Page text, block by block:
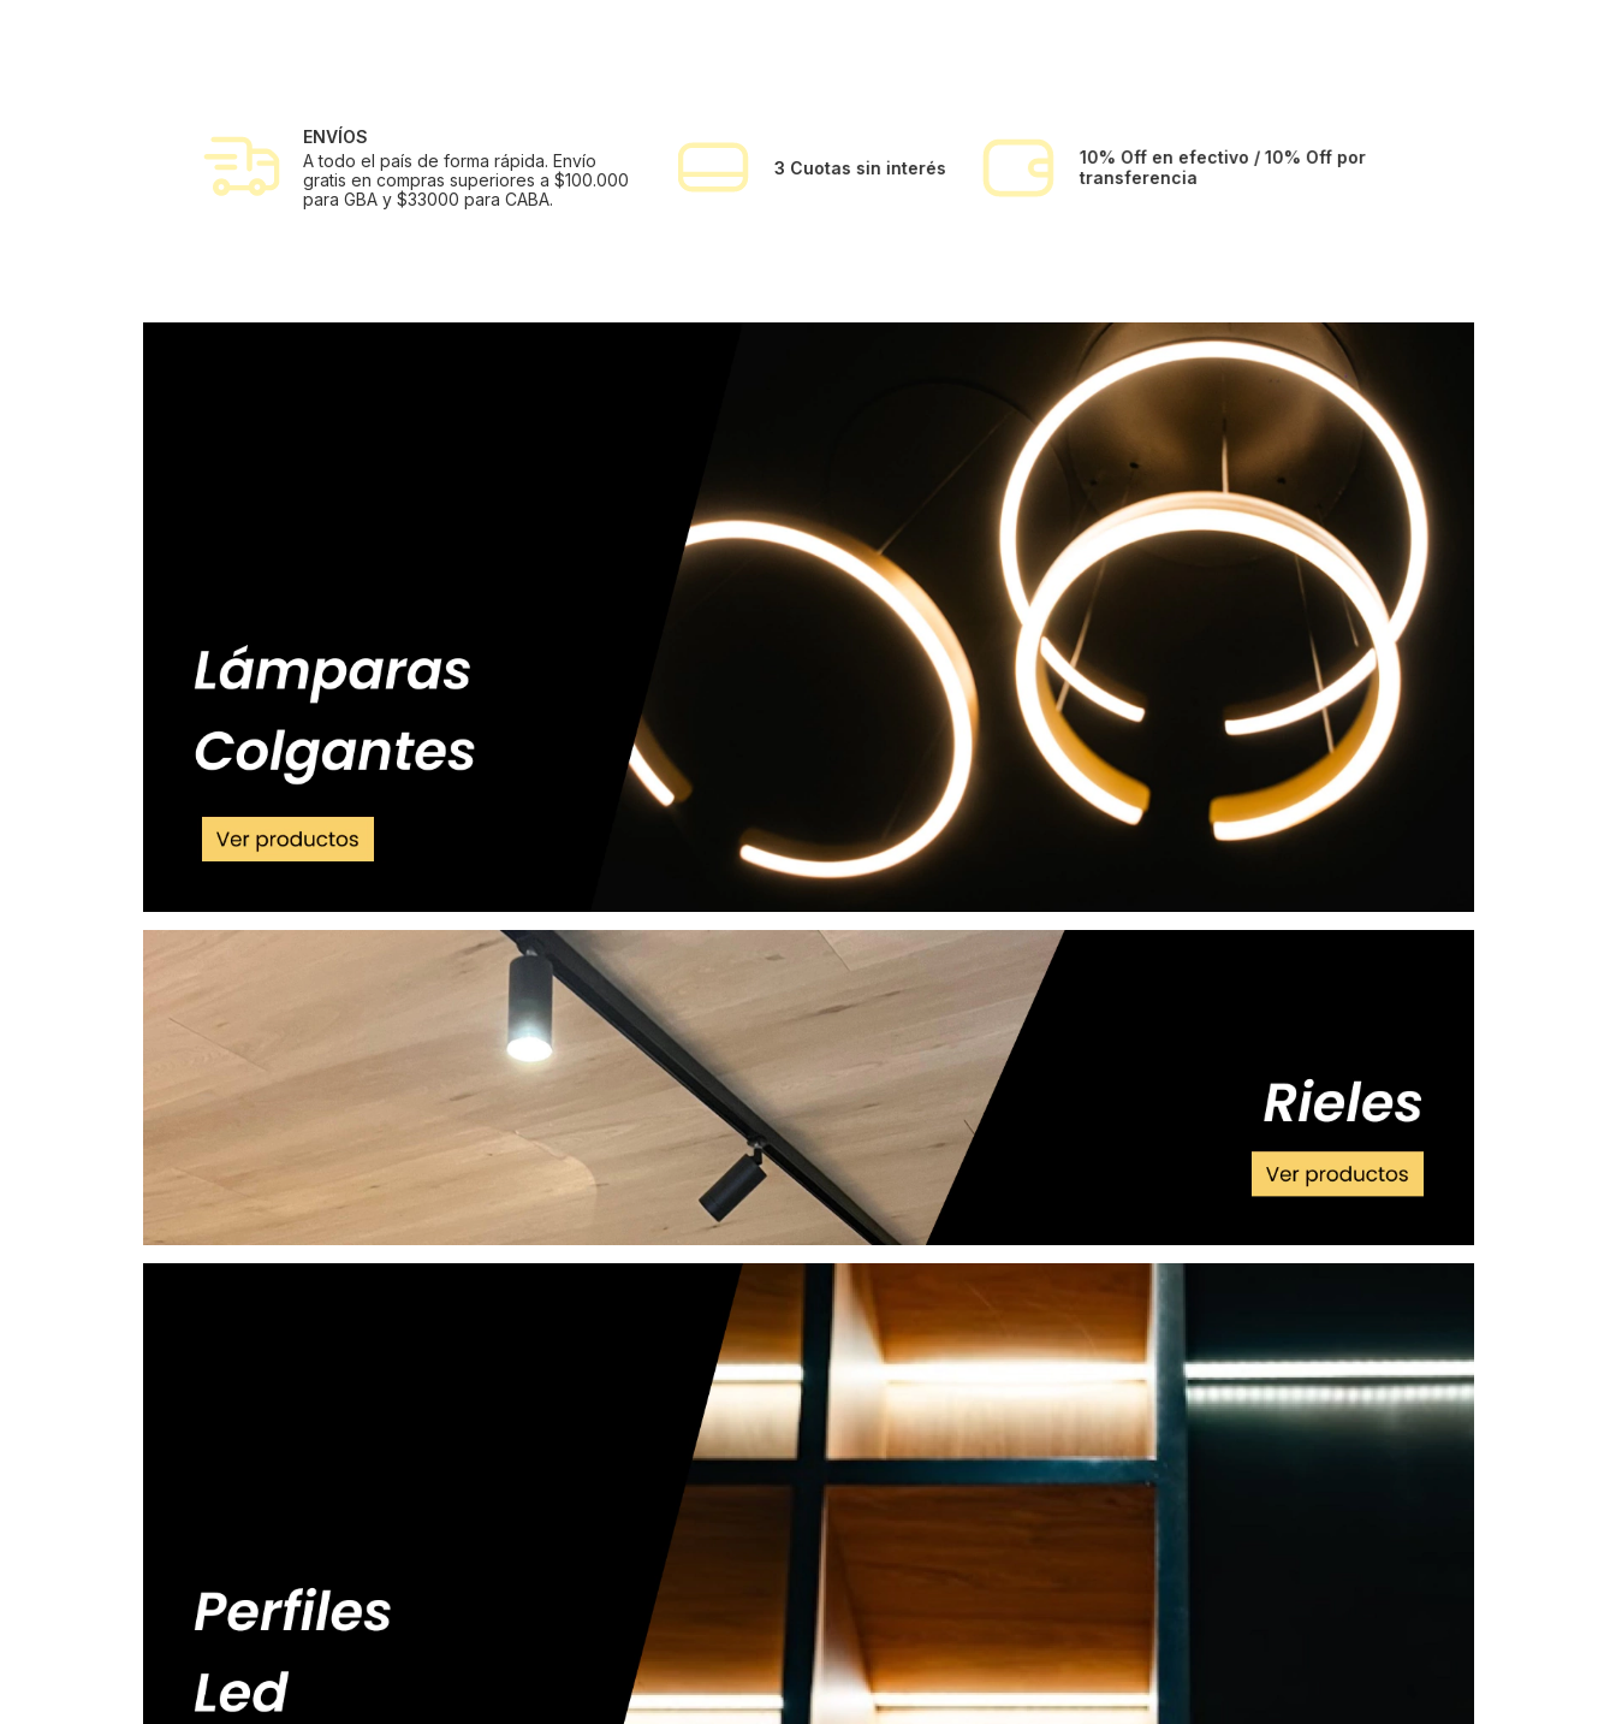
ENVÍOS
A todo el país de forma rápida. Envío
gratis en compras superiores a $100.000
para GBA y $33000 para CABA.
3 Cuotas sin interés
10% Off en efectivo / 10% Off por
transferencia